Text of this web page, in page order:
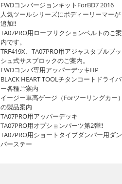
FWDコンバージョンキットForBD7 2016
人気ツールシリーズにボディーリーマーが
追加!!
TA07PRO用ローフリクションベルトのご案
内です。
TRF419X、TA07PRO用アジャスタブルブッ
シュ式サスブロックのご案内。
FWDコンバ専用アッパーデッキHP
BLACK HEART TOOLチタンコートドライバ
ー各種ご案内
イージー車高ゲージ（Forツーリングカー）
の製品案内
TA07PRO用アッパーデッキ
TA07PRO用オプションパーツ第2弾!!
TA07PRO用ショートタイプダンパー用ダン
パーステー